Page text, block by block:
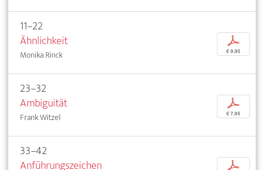
11–22
Ähnlichkeit
Monika Rinck
p
€ 9,95
23–32
Ambiguität
Frank Witzel
p
€ 7,95
33–42
Anführungszeichen
p